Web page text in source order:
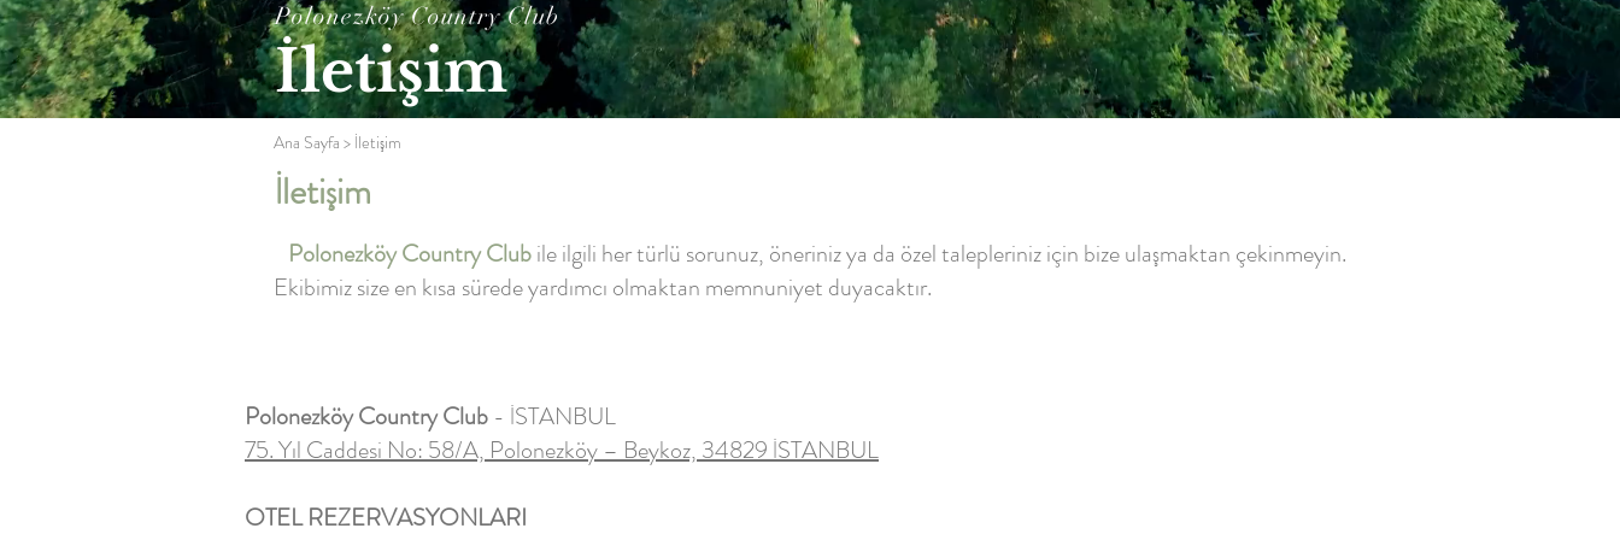
Polonezköy Country Club
İletişim
Ana Sayfa > İletişim
İletişim
Polonezköy Country Clubile ilgili her türlü sorunuz, öneriniz ya da özel talepleriniz için bize ulaşmaktan çekinmeyin.
Ekibimiz size en kısa sürede yardımcı olmaktan memnuniyet duyacaktır.
Polonezköy Country Club - İSTANBUL
75. Yıl Caddesi No: 58/A, Polonezköy – Beykoz, 34829 İSTANBUL
OTEL REZERVASYONLARI